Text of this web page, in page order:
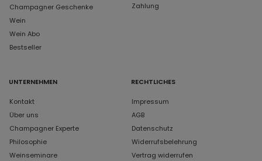
Champagner Geschenke
Wein
Wein Abo
Bestseller
Zahlung
UNTERNEHMEN
Kontakt
Über uns
Champagner Experte
Philosophie
Weinseminare
RECHTLICHES
Impressum
AGB
Datenschutz
Widerrufsbelehrung
Vertrag widerrufen